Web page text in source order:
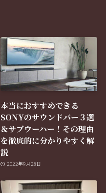
本当におすすめできる
SONYのサウンドバー３選
＆サブウーハー！その理由
を徹底的に分かりやすく解
説
2022年9月28日